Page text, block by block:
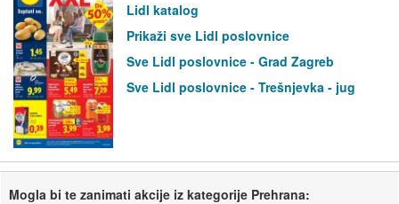
Lidl katalog
Prikaži sve Lidl poslovnice
Sve Lidl poslovnice - Grad Zagreb
Sve Lidl poslovnice - Trešnjevka - jug
Mogla bi te zanimati akcije iz kategorije Prehrana: